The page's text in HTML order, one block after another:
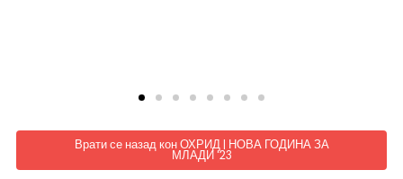
Врати се назад кон ОХРИД | НОВА ГОДИНА ЗА
МЛАДИ '23